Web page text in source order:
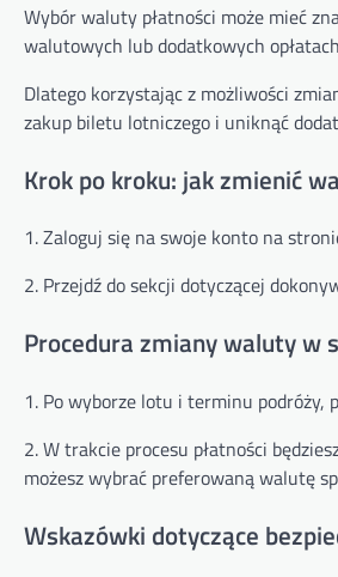
Wybór waluty płatności może mieć
walutowych lub dodatkowych
Dlatego korzystając z możliwości
zakup biletu lotniczego i uniknąć
Krok po kroku: jak zmienić
1. Zaloguj się na swoje konto na
2. Przejdź do sekcji dotyczącej
Procedura zmiany waluty w
1. Po wyborze lotu i terminu podróży,
2. W trakcie procesu płatności
możesz wybrać preferowaną walutę
Wskazówki dotyczące